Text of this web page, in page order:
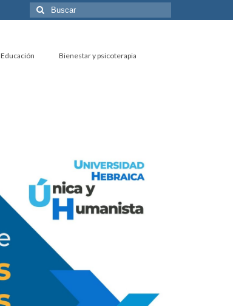
Buscar
por:
Educación Bienestar y psicoterapia